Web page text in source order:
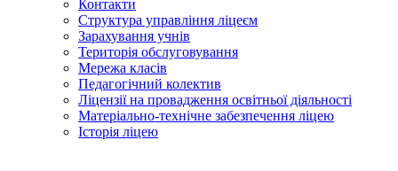
Контакти
Структура управління ліцеєм
Зарахування учнів
Територія обслуговування
Мережа класів
Педагогічний колектив
Ліцензії на провадження освітньої діяльності
Матеріально-технічне забезпечення ліцею
Історія ліцею